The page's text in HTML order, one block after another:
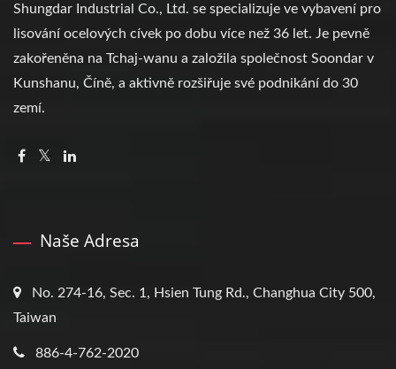
Shungdar Industrial Co., Ltd. se specializuje ve vybavení pro
lisování ocelových cívek po dobu více než 36 let. Je pevně
zakořeněna na Tchaj-wanu a založila společnost Soondar v
Kunshanu, Číně, a aktivně rozšiřuje své podnikání do 30
zemí.
Naše Adresa
No. 274-16, Sec. 1, Hsien Tung Rd., Changhua City 500,
Taiwan
886-4-762-2020